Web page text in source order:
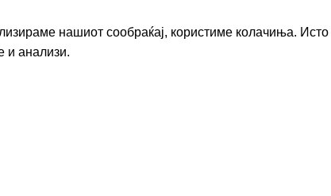
нашиот сообраќај, користиме колачиња. Исто
и анализи.